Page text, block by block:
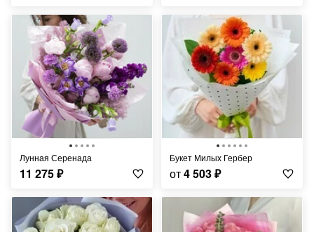
Лунная Серенада
11 275₽
Букет Милых Гербер
от4 503₽